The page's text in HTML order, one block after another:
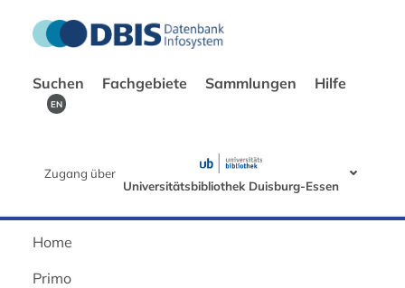
Suchen Fachgebiete Sammlungen Hilfe
EN
Zugang über
Universitätsbibliothek Duisburg-Essen
Home
Primo